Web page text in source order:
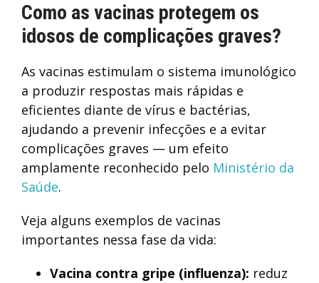
Como as vacinas protegem os
idosos de complicações graves?
As vacinas estimulam o sistema imunológico
a produzir respostas mais rápidas e
eficientes diante de vírus e bactérias,
ajudando a prevenir infecções e a evitar
complicações graves — um efeito
amplamente reconhecido pelo Ministério da
Saúde.
Veja alguns exemplos de vacinas
importantes nessa fase da vida:
Vacina contra gripe (influenza): reduz